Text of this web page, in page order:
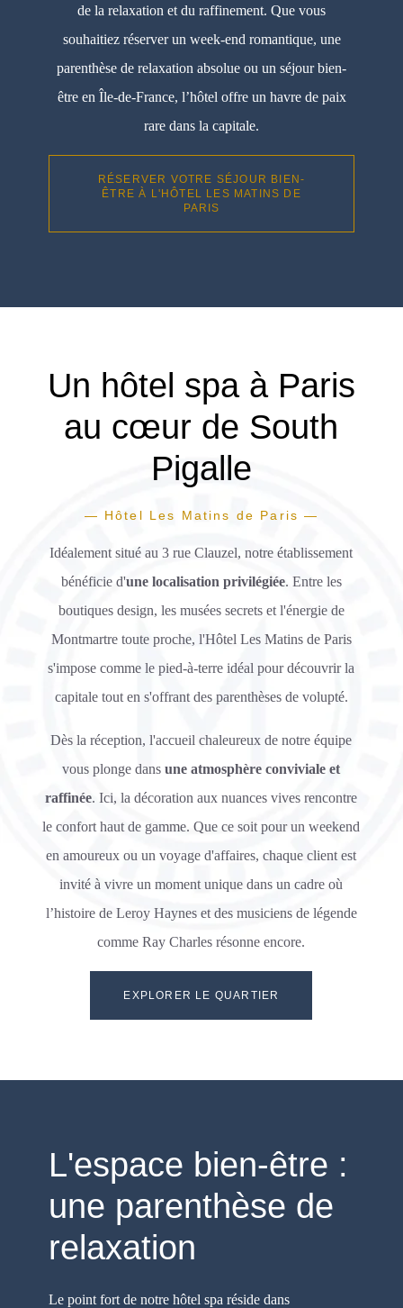
de la relaxation et du raffinement. Que vous
souhaitiez réserver un week-end romantique, une
parenthèse de relaxation absolue ou un séjour bien-
être en Île-de-France, l’hôtel offre un havre de paix
rare dans la capitale.
RÉSERVER VOTRE SÉJOUR BIEN-
ÊTRE À L'HÔTEL LES MATINS DE
PARIS
Un hôtel spa à Paris
au cœur de South
Pigalle
— Hôtel Les Matins de Paris —
Idéalement situé au 3 rue Clauzel, notre établissement
bénéficie d'une localisation privilégiée. Entre les
boutiques design, les musées secrets et l'énergie de
Montmartre toute proche, l'Hôtel Les Matins de Paris
s'impose comme le pied-à-terre idéal pour découvrir la
capitale tout en s'offrant des parenthèses de volupté.
Dès la réception, l'accueil chaleureux de notre équipe
vous plonge dansune atmosphère conviviale et
raffinée. Ici, la décoration aux nuances vives rencontre
le confort haut de gamme. Que ce soit pour un weekend
en amoureux ou un voyage d'affaires, chaque client est
invité à vivre un moment unique dans un cadre où
l’histoire de Leroy Haynes et des musiciens de légende
comme Ray Charles résonne encore.
EXPLORER LE QUARTIER
L'espace bien-être :
une parenthèse de
relaxation
Le point fort de notre hôtel spa réside dans